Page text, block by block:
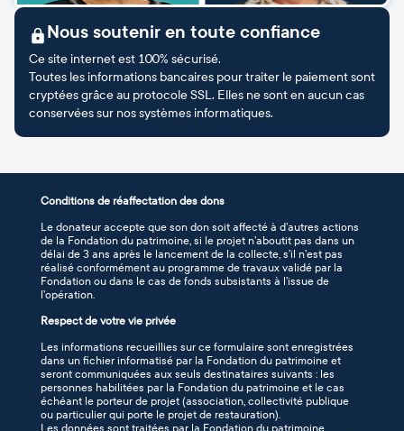
Nous soutenir en toute confiance
Ce site internet est 100% sécurisé.
Toutes les informations bancaires pour traiter le paiement sont
cryptées grâce au protocole SSL. Elles ne sont en aucun cas
conservées sur nos systèmes informatiques.
Conditions de réaffectation des dons
Le donateur accepte que son don soit affecté à d’autres actions
de la Fondation du patrimoine, si le projet n’aboutit pas dans un
délai de 3 ans après le lancement de la collecte, s’il n’est pas
réalisé conformément au programme de travaux validé par la
Fondation ou dans le cas de fonds subsistants à l’issue de
l’opération.
Respect de votre vie privée
Les informations recueillies sur ce formulaire sont enregistrées
dans un fichier informatisé par la Fondation du patrimoine et
seront communiquées aux seuls destinataires suivants : les
personnes habilitées par la Fondation du patrimoine et le cas
échéant le porteur de projet (association, collectivité publique
ou particulier qui porte le projet de restauration).